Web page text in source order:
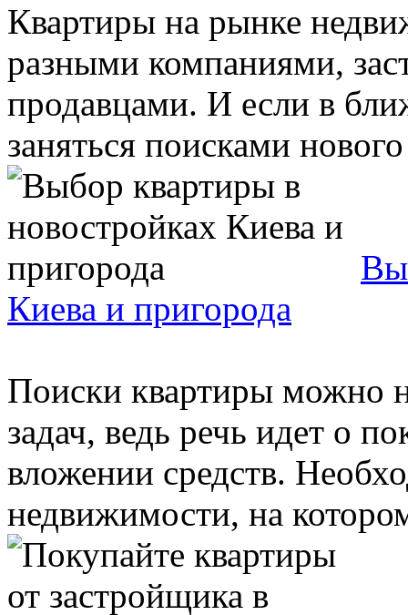
Квартиры на рынке
разными компаниями,
продавцами. И если в
заняться поисками
Киева и пригорода
Поиски квартиры можно
задач, ведь речь идет о
вложении средств.
недвижимости, на